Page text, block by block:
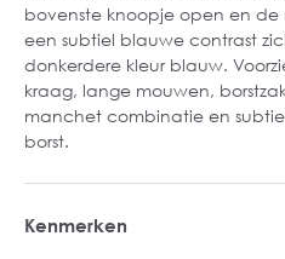
bovenste knoopje open en de
een subtiel blauwe contrast
donkerdere kleur blauw.
kraag, lange mouwen,
manchet combinatie en
borst.
Kenmerken